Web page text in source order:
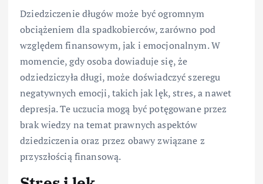
Dziedziczenie długów może być ogromnym
obciążeniem dla spadkobierców, zarówno pod
względem finansowym, jak i emocjonalnym. W
momencie, gdy osoba dowiaduje się, że
odziedziczyła długi, może doświadczyć szeregu
negatywnych emocji, takich jak lęk, stres, a nawet
depresja. Te uczucia mogą być potęgowane przez
brak wiedzy na temat prawnych aspektów
dziedziczenia oraz przez obawy związane z
przyszłością finansową.